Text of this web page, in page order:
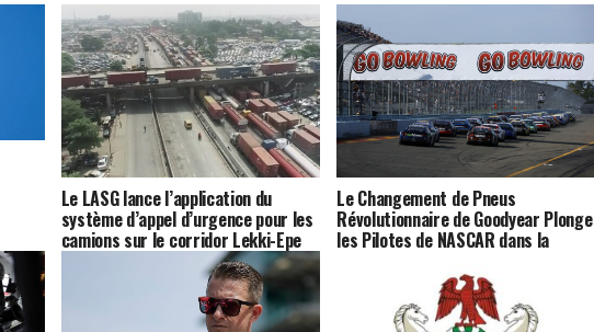
Le LASG lance l’application du
système d’appel d’urgence pour les
camions sur le corridor Lekki-Epe
dès le 23 septembre !
Le Changement de Pneus
Révolutionnaire de Goodyear Plonge
les Pilotes de NASCAR dans la